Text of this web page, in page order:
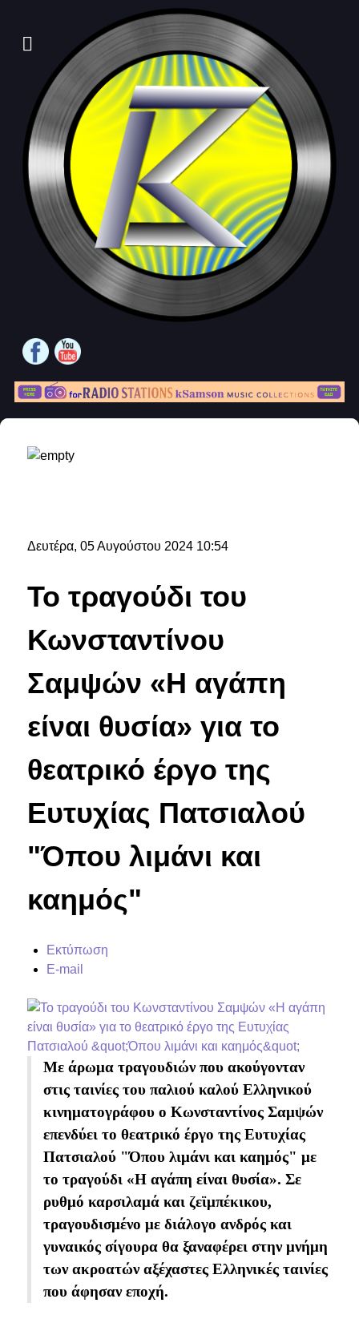
Δευτέρα, 05 Αυγούστου 2024 10:54
Το τραγούδι του
Κωνσταντίνου
Σαμψών «Η αγάπη
είναι θυσία» για το
θεατρικό έργο της
Ευτυχίας Πατσιαλού
"Όπου λιμάνι και
καημός"
Εκτύπωση
E-mail
Με άρωμα τραγουδιών που ακούγονταν
στις ταινίες του παλιού καλού Ελληνικού
κινηματογράφου ο Κωνσταντίνος Σαμψών
επενδύει το θεατρικό έργο της Ευτυχίας
Πατσιαλού "Όπου λιμάνι και καημός" με
το τραγούδι «Η αγάπη είναι θυσία». Σε
ρυθμό καρσιλαμά και ζεϊμπέκικου,
τραγουδισμένο με διάλογο ανδρός και
γυναικός σίγουρα θα ξαναφέρει στην μνήμη
των ακροατών αξέχαστες Ελληνικές ταινίες
που άφησαν εποχή.